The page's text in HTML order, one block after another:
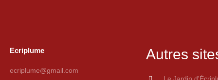
Ecriplume
ecriplume@gmail.com
Autres